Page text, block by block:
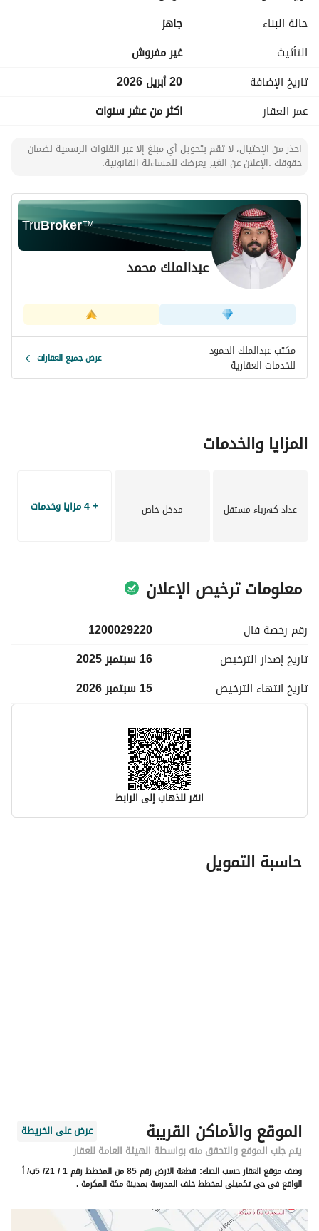
حالة البناء
جاهز
التأثيث
غير مفروش
تاريخ الإضافة
20 أبريل 2026
عمر العقار
اكثر من عشر سنوات
احذر من الإحتيال، لا تقم بتحويل أي مبلغ إلا عبر القنوات الرسمية لضمان
حقوقك .الإعلان عن الغير يعرضك للمساءلة القانونية.
TruBroker™
عبدالملك محمد
مكتب عبدالملك الحمود
للخدمات العقارية عرض جميع العقارات
المزايا والخدمات
عداد كهرباء مستقل مدخل خاص + 4 مزايا وخدمات
معلومات ترخيص الإعلان
رقم رخصة فال
1200029220
تاريخ إصدار الترخيص
16 سبتمبر 2025
تاريخ انتهاء الترخيص 15 سبتمبر 2026
انقر للذهاب إلى الرابط
معلومات مسؤول الإعلان
اسم المسؤول
رقم المبنى
3135
الرقم الاضافي
7343
خط العرض
21.407261597847743
حاسبة التمويل
الموقع والأماكن القريبة
عرض على الخريطة
يتم جلب الموقع والتحقق منه بواسطة الهيئة العامة للعقار
وصف موقع العقار حسب الصك:
قطعة الارض رقم 85 من المخطط رقم 1 / 21/ 5ب/ أ
الواقع فى حى تكميلى لمخطط خلف المدرسة بمدينة مكة المكرمة .